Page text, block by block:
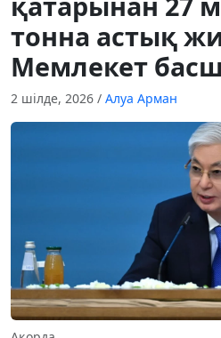
тонна астық
Мемлекет
2 шілде, 2026 / Алуа Арман